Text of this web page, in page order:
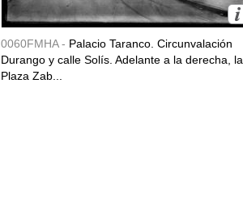
0060FMHA - Palacio Taranco. Circunvalación
Durango y calle Solís. Adelante a la derecha, la
Plaza Zab...